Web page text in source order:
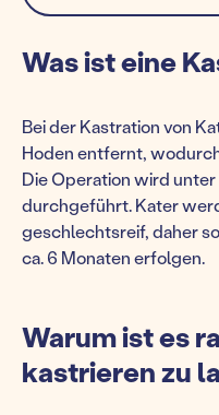
Was ist eine
Bei der Kastration von
Hoden entfernt,
Die Operation wird
durchgeführt. Kater
geschlechtsreif, daher
ca. 6 Monaten erfolgen.
Warum ist es
kastrieren zu